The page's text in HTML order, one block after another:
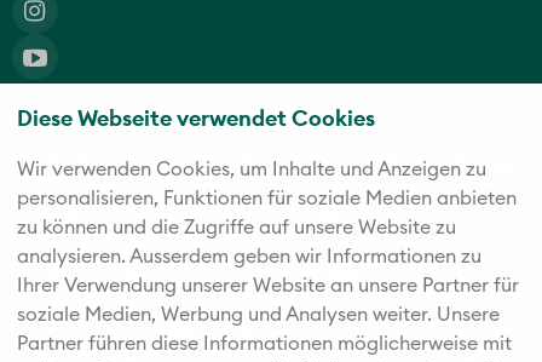
Diese Webseite verwendet Cookies
Wir verwenden Cookies, um Inhalte und Anzeigen zu
personalisieren, Funktionen für soziale Medien anbieten
zu können und die Zugriffe auf unsere Website zu
analysieren. Außerdem geben wir Informationen zu
Ihrer Verwendung unserer Website an unsere Partner für
soziale Medien, Werbung und Analysen weiter. Unsere
Partner führen diese Informationen möglicherweise mit
Die fünf starken Marken der Twerenbold Reisen Gruppe